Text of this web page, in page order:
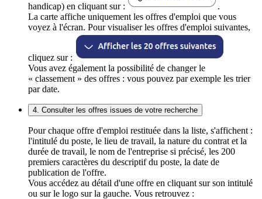
handicap) en cliquant sur :
.
La carte affiche uniquement les offres d'emploi que vous
voyez à l'écran. Pour visualiser les offres d'emploi suivantes,
cliquez sur :
Vous avez également la possibilité de changer le
« classement » des offres : vous pouvez par exemple les trier
par date.
4. Consulter les offres issues de votre recherche
Pour chaque offre d'emploi restituée dans la liste, s'affichent :
l'intitulé du poste, le lieu de travail, la nature du contrat et la
durée de travail, le nom de l'entreprise si précisé, les 200
premiers caractères du descriptif du poste, la date de
publication de l'offre.
Vous accédez au détail d'une offre en cliquant sur son intitulé
ou sur le logo sur la gauche. Vous retrouvez :